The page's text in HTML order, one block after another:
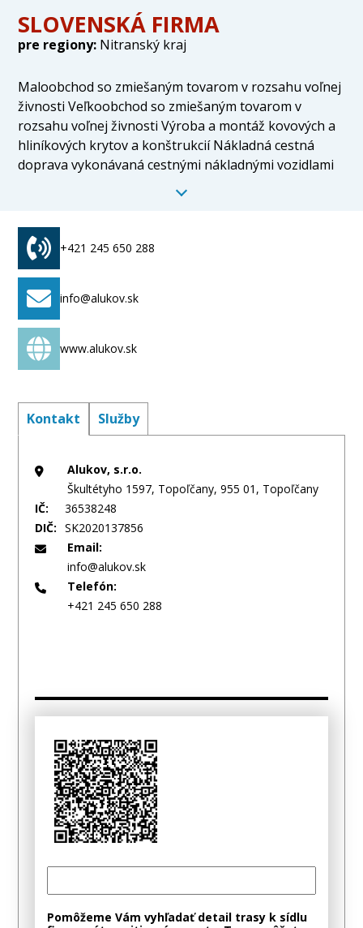
SLOVENSKÁ FIRMA
pre regiony: Nitranský kraj
Maloobchod so zmiešaným tovarom v rozsahu voľnej
živnosti Veľkoobchod so zmiešaným tovarom v
rozsahu voľnej živnosti Výroba a montáž kovových a
hliníkových krytov a konštrukcií Nákladná cestná
doprava vykonávaná cestnými nákladnými vozidlami
+421 245 650 288
info@alukov.sk
www.alukov.sk
Kontakt Služby
Alukov, s.r.o.
Škultétyho 1597, Topoľčany, 955 01, Topoľčany
IČ:
36538248
DIČ:
SK2020137856
Email:
info@alukov.sk
Telefón:
+421 245 650 288
Pomôžeme Vám vyhľadať detail trasy k sídlu